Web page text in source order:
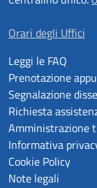
Orari degli Uffici
Leggi le FAQ
Prenotazione
Segnalazione
Richiesta
Amministrazione
Informativa
Cookie Policy
Note legali